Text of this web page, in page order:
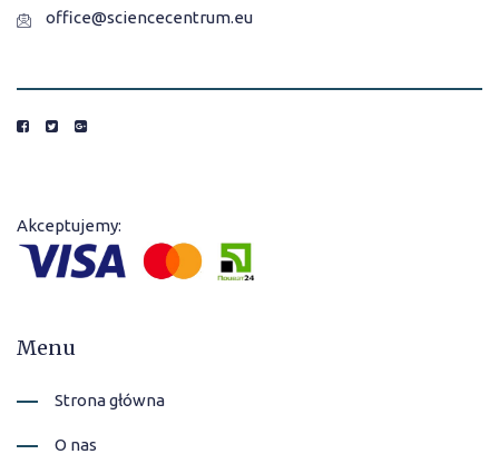
office@sciencecentrum.eu
Akceptujemy:
Menu
Strona główna
O nas